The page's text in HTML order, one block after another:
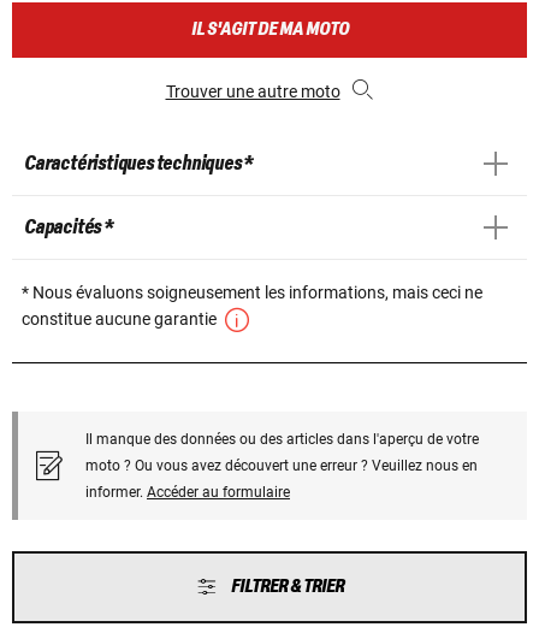
IL S'AGIT DE MA MOTO
Trouver une autre moto
Caractéristiques techniques *
Capacités *
* Nous évaluons soigneusement les informations, mais ceci ne
constitue aucune garantie
Il manque des données ou des articles dans l'aperçu de votre
moto ? Ou vous avez découvert une erreur ? Veuillez nous en
informer. Accéder au formulaire
FILTRER & TRIER